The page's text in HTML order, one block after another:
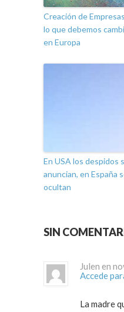
Creación de
lo que debemos
en Europa
En USA los despidos
anuncian, en España
ocultan
SIN
Accede
La madre